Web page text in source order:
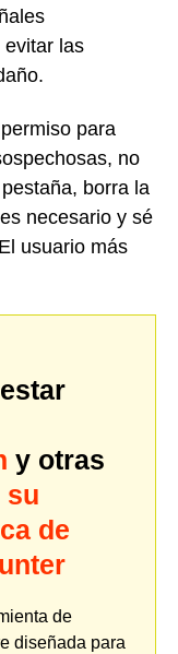
evitar las
para
no
borra la
necesario y sé
usuario más
y otras
su
de
de
diseñada para